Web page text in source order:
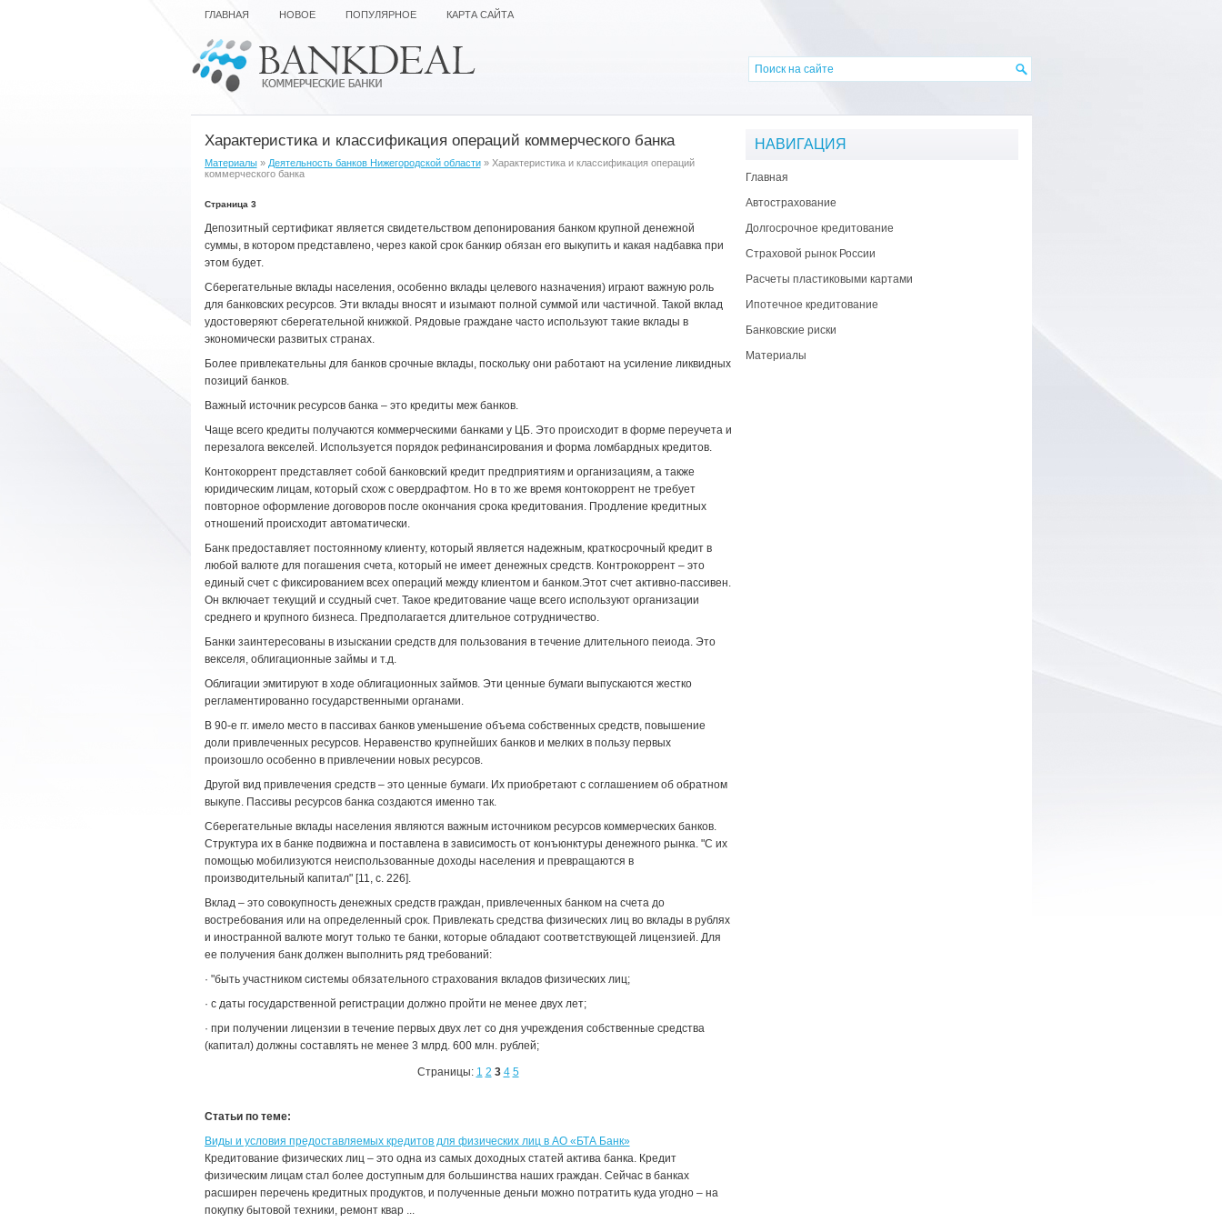
ГЛАВНАЯ НОВОЕ ПОПУЛЯРНОЕ КАРТА САЙТА
Характеристика и классификация операций коммерческого банка
Материалы» Деятельность банков Нижегородской области» Характеристика и классификация операций
коммерческого банка
Страница 3
Депозитный сертификат является свидетельством депонирования банком крупной денежной
суммы, в котором представлено, через какой срок банкир обязан его выкупить и какая надбавка при
этом будет.
Сберегательные вклады населения, особенно вклады целевого назначения) играют важную роль
для банковских ресурсов. Эти вклады вносят и изымают полной суммой или частичной. Такой вклад
удостоверяют сберегательной книжкой. Рядовые граждане часто используют такие вклады в
экономически развитых странах.
Более привлекательны для банков срочные вклады, поскольку они работают на усиление ликвидных
позиций банков.
Важный источник ресурсов банка – это кредиты меж банков.
Чаще всего кредиты получаются коммерческими банками у ЦБ. Это происходит в форме переучета и
перезалога векселей. Используется порядок рефинансирования и форма ломбардных кредитов.
Контокоррент представляет собой банковский кредит предприятиям и организациям, а также
юридическим лицам, который схож с овердрафтом. Но в то же время контокоррент не требует
повторное оформление договоров после окончания срока кредитования. Продление кредитных
отношений происходит автоматически.
Банк предоставляет постоянному клиенту, который является надежным, краткосрочный кредит в
любой валюте для погашения счета, который не имеет денежных средств. Контрокоррент – это
единый счет с фиксированием всех операций между клиентом и банком.Этот счет активно-пассивен.
Он включает текущий и ссудный счет. Такое кредитование чаще всего используют организации
среднего и крупного бизнеса. Предполагается длительное сотрудничество.
Банки заинтересованы в изыскании средств для пользования в течение длительного пеиода. Это
векселя, облигационные займы и т.д.
Облигации эмитируют в ходе облигационных займов. Эти ценные бумаги выпускаются жестко
регламентированно государственными органами.
В 90-е гг. имело место в пассивах банков уменьшение объема собственных средств, повышение
доли привлеченных ресурсов. Неравенство крупнейших банков и мелких в пользу первых
произошло особенно в привлечении новых ресурсов.
Другой вид привлечения средств – это ценные бумаги. Их приобретают с соглашением об обратном
выкупе. Пассивы ресурсов банка создаются именно так.
Сберегательные вклады населения являются важным источником ресурсов коммерческих банков.
Структура их в банке подвижна и поставлена в зависимость от конъюнктуры денежного рынка. "С их
помощью мобилизуются неиспользованные доходы населения и превращаются в
производительный капитал" [11, с. 226].
Вклад – это совокупность денежных средств граждан, привлеченных банком на счета до
востребования или на определенный срок. Привлекать средства физических лиц во вклады в рублях
и иностранной валюте могут только те банки, которые обладают соответствующей лицензией. Для
ее получения банк должен выполнить ряд требований:
· "быть участником системы обязательного страхования вкладов физических лиц;
· с даты государственной регистрации должно пройти не менее двух лет;
· при получении лицензии в течение первых двух лет со дня учреждения собственные средства
(капитал) должны составлять не менее 3 млрд. 600 млн. рублей;
Страницы: 1 2 3 4 5
Статьи по теме:
Виды и условия предоставляемых кредитов для физических лиц в АО «БТА Банк»
Кредитование физических лиц – это одна из самых доходных статей актива банка. Кредит
физическим лицам стал более доступным для большинства наших граждан. Сейчас в банках
расширен перечень кредитных продуктов, и полученные деньги можно потратить куда угодно – на
покупку бытовой техники, ремонт квар ...
НАВИГАЦИЯ
Главная
Автострахование
Долгосрочное кредитование
Страховой рынок России
Расчеты пластиковыми картами
Ипотечное кредитование
Банковские риски
Материалы